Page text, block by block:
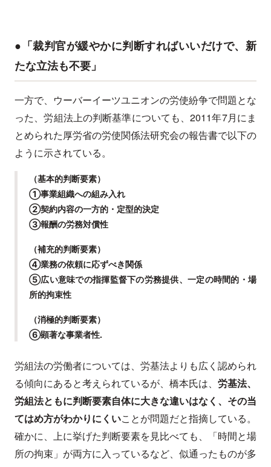
●「裁判官が緩やかに判断すればいいだけで、新
たな立法も不要」
一方で、ウーバーイーツユニオンの労使紛争で問題とな
った、労組法上の判断基準についても、2011年7月にま
とめられた厚労省の労使関係法研究会の報告書で以下の
ように示されている。
（基本的判断要素）
①事業組織への組み入れ
②契約内容の一方的・定型的決定
③報酬の労務対償性
（補充的判断要素）
④業務の依頼に応ずべき関係
⑤広い意味での指揮監督下の労務提供、一定の時間的・場
所的拘束性
（消極的判断要素）
⑥顕著な事業者性.
労組法の労働者については、労基法よりも広く認められ
る傾向にあると考えられているが、橋本氏は、 労基法、
労組法ともに判断要素自体に大きな違いはなく、その当
てはめ方がわかりにくいことが問題だと指摘している。
確かに、上に挙げた判断要素を見比べても、「時間と場
所の拘束」が両方に入っているなど、似通ったものが多